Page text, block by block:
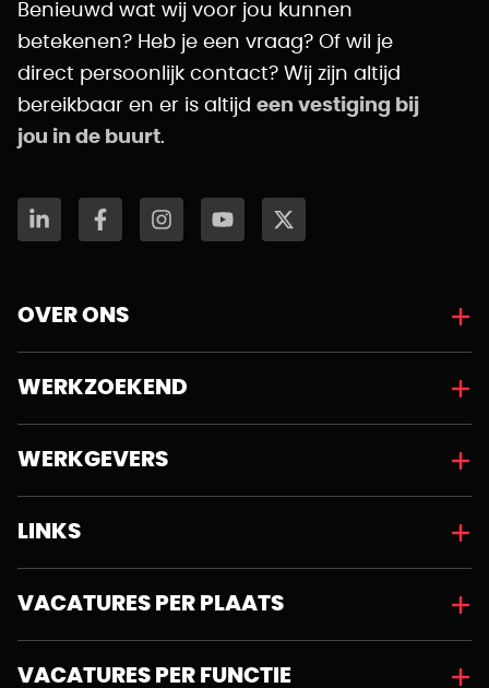
Benieuwd wat wij voor jou kunnen
betekenen? Heb je een vraag? Of wil je
direct persoonlijk contact? Wij zijn altijd
bereikbaar en er is altijd een vestiging bij
jou in de buurt.
OVER ONS
WERKZOEKEND
WERKGEVERS
LINKS
VACATURES PER PLAATS
VACATURES PER FUNCTIE